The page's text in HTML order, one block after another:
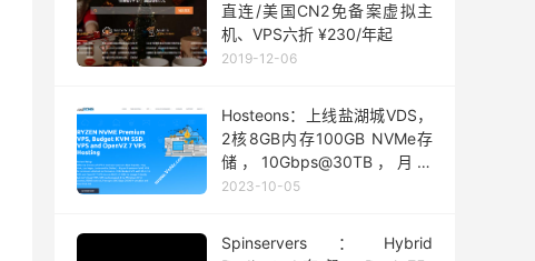
直连/美国CN2免备案虚拟主
机、VPS六折 ¥230/年起
2019-12-06
Hosteons：上线盐湖城VDS，
2核8GB内存100GB NVMe存
储，10Gbps@30TB，月付
$8.99起
2023-10-05
Spinservers：Hybrid